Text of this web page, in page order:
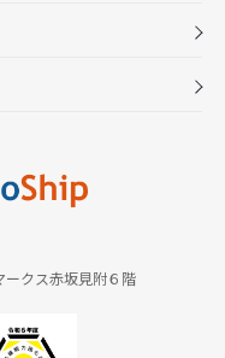
クス赤坂見附６階